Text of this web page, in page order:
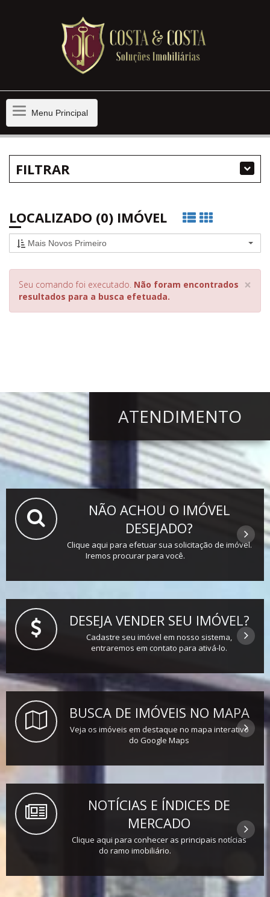
MenuMenu Principal
FILTRAR
LOCALIZADO (0) IMÓVEL
Mais Novos Primeiro
×
Seu comando foi executado. Não foram encontrados
resultados para a busca efetuada.
ATENDIMENTO
NÃO ACHOU O IMÓVEL
DESEJADO?
Clique aqui para efetuar sua solicitação de imóvel.
Iremos procurar para você.
DESEJA VENDER SEU IMÓVEL?
Cadastre seu imóvel em nosso sistema,
entraremos em contato para ativá-lo.
BUSCA DE IMÓVEIS NO MAPA
Veja os imóveis em destaque no mapa interativo
do Google Maps
NOTÍCIAS E ÍNDICES DE
MERCADO
Clique aqui para conhecer as principais notícias
do ramo imobiliário.